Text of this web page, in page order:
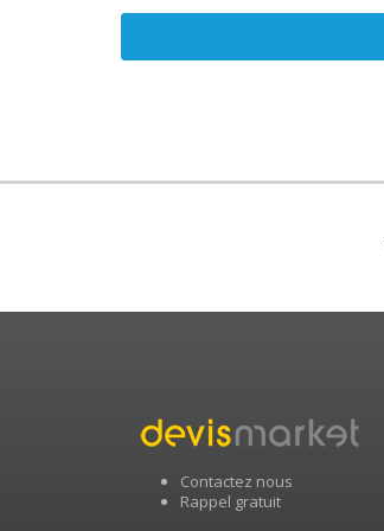
Contactez nous
Rappel gratuit